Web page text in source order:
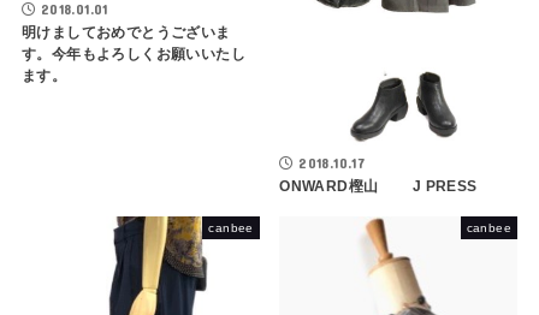
2018.01.01
明けましておめでとうございま
す。今年もよろしくお願いいたし
ます。
2018.10.17
ONWARD樫山 J PRESS
canbee canbee